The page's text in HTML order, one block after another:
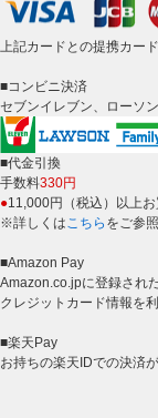
上記カードとの提携カー
■コンビニ決済
セブンイレブン、ローソ
■代金引換
手数料330円
●11,000円（税込）以上お
※詳しくはこちら をご参
■Amazon Pay
Amazon.co.jpに登録され
クレジットカード情報を
■楽天Pay
お持ちの楽天IDでの決済